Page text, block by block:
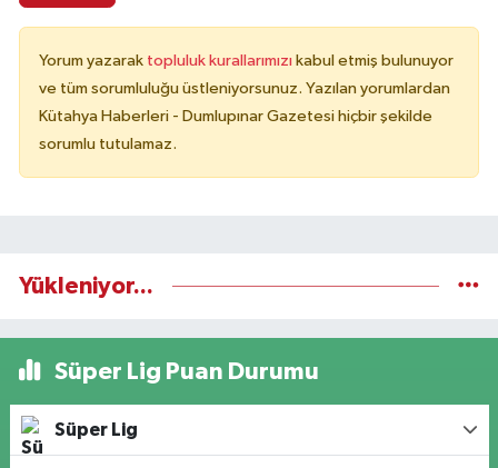
Yorum yazarak topluluk kurallarımızı kabul etmiş bulunuyor
ve tüm sorumluluğu üstleniyorsunuz. Yazılan yorumlardan
Kütahya Haberleri - Dumlupınar Gazetesi hiçbir şekilde
sorumlu tutulamaz.
Yükleniyor...
Süper Lig Puan Durumu
Süper Lig